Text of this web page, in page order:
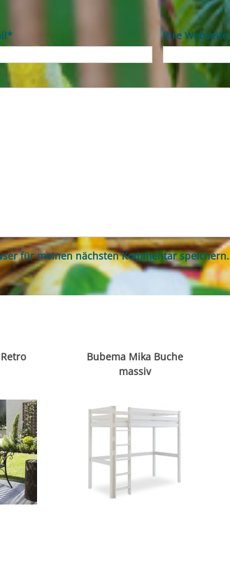
Ihre Webseite
für meinen nächsten Kommentar speichern.
Bubema Mika Buche
massiv